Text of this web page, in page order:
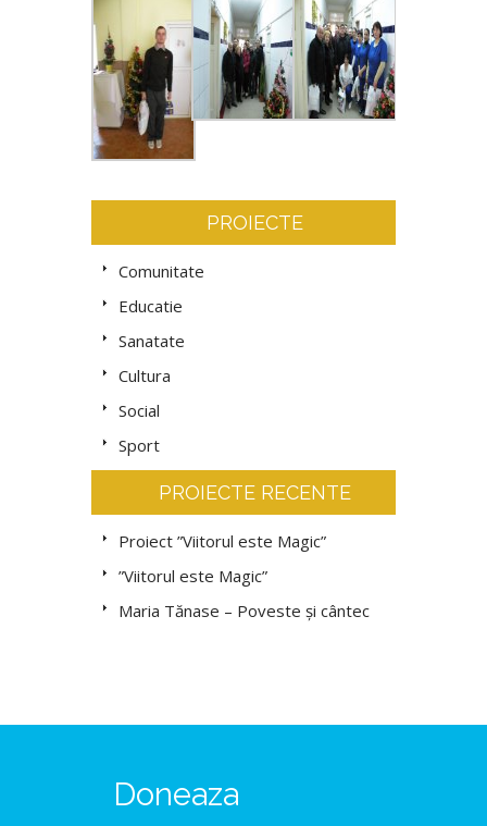
PROIECTE
Comunitate
Educatie
Sanatate
Cultura
Social
Sport
PROIECTE RECENTE
Proiect ”Viitorul este Magic”
”Viitorul este Magic”
Maria Tănase – Poveste și cântec
Doneaza